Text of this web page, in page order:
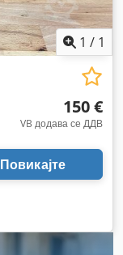
1 / 1
150 €
VB додава се ДДВ
Повикајте